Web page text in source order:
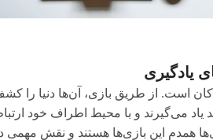
یادگیری
است. از طریق بازی، آن‌ها دنیا را
یاد می‌گیرند و با محیط اطراف خود
همدم این بازی‌ها هستند و نقش مهمی